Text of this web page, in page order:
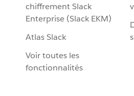
chiffrement Slack
Enterprise (Slack EKM)
Atlas Slack
Voir toutes les
fonctionnalités